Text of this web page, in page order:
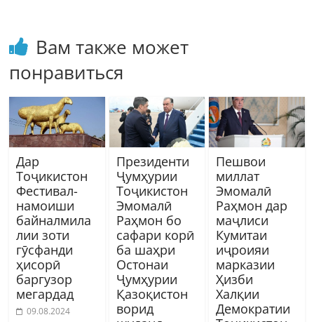
Вам также может
понравиться
Дар
Тоҷикистон
Фестивал-
намоиши
байналмила
лии зоти
гӯсфанди
ҳисорӣ
баргузор
мегардад
09.08.2024
Президенти
Ҷумҳурии
Тоҷикистон
Эмомалӣ
Раҳмон бо
сафари корӣ
ба шаҳри
Остонаи
Ҷумҳурии
Қазоқистон
ворид
Пешвои
миллат
Эмомалӣ
Раҳмон дар
маҷлиси
Кумитаи
иҷроияи
марказии
Ҳизби
Халқии
Демократии